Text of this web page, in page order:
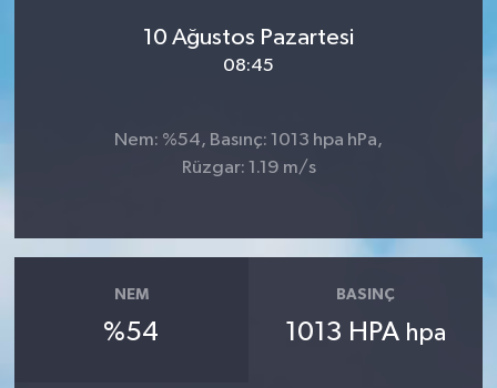
10 Ağustos Pazartesi
08:45
Nem: %54, Basınç: 1013 hpa hPa,
Rüzgar: 1.19 m/s
NEM
%54
BASINÇ
1013 HPA hpa
YAŞAM